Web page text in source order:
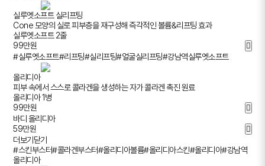
실루엣소프트 실리프팅
Cone 모양의 실로 피부층을 재구성해 즉각적인 볼륨&리프팅 효과
실루엣소프트 2줄
99만원
#실루엣소프트#리프팅#실리프팅#얼굴실리프팅#강남역실루엣소프트
올리디아
피부 속에서 스스로 콜라겐을 생성하는 자가 콜라겐 촉진 원료
올리디아 1병
99만원
바디 올리디아
59만원
더보기닫기
#스킨부스터#콜라겐부스터#올리디아볼륨#올리디아스킨#올리디아#강남역
올리디아